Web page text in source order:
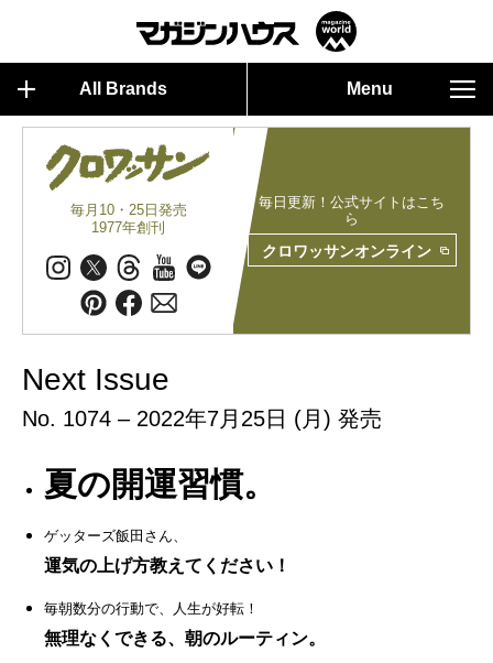
All Brands Menu
毎月10・25日発売
1977年創刊
毎日更新！公式サイトはこち
ら
クロワッサンオンライン
Next Issue
No. 1074 – 2022年7月25日 (月) 発売
夏の開運習慣。
ゲッターズ飯田さん、
運気の上げ方教えてください！
毎朝数分の行動で、人生が好転！
無理なくできる、朝のルーティン。